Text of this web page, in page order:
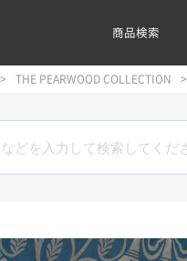
商品検索
THE PEARWOOD COLLECTION